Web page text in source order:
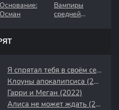
Основание:
Осман
Вампиры
средней
Я спрятал тебя в своём сердце (2022)
Клоуны апокалипсиса (2023)
Гарри и Меган (2022)
Алиса не может ждать (2022)